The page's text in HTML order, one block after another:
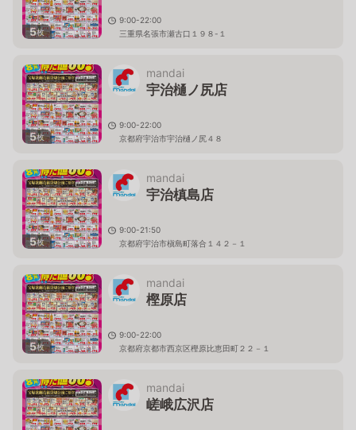
5枚
9:00-22:00
三重県名張市瀬古口１９８-１
5枚
mandai
宇治樋ノ尻店
9:00-22:00
京都府宇治市宇治樋ノ尻４８
5枚
mandai
宇治槙島店
9:00-21:50
京都府宇治市槇島町落合１４２－１
5枚
mandai
樫原店
9:00-22:00
京都府京都市西京区樫原比恵田町２２－１
mandai
嵯峨広沢店